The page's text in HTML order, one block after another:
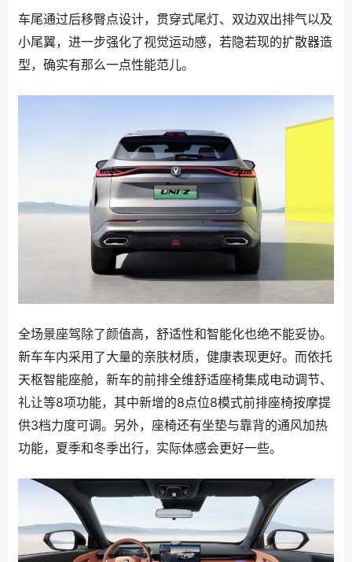
车尾通过后移臀点设计，贯穿式尾灯、双边双出排气以及
小尾翼，进一步强化了视觉运动感，若隐若现的扩散器造
型，确实有那么一点性能范儿。
全场景座驾除了颜值高，舒适性和智能化也绝不能妥协。
新车车内采用了大量的亲肤材质，健康表现更好。而依托
天枢智能座舱，新车的前排全维舒适座椅集成电动调节、
礼让等8项功能，其中新增的8点位8模式前排座椅按摩提
供3档力度可调。另外，座椅还有坐垫与靠背的通风加热
功能，夏季和冬季出行，实际体感会更好一些。